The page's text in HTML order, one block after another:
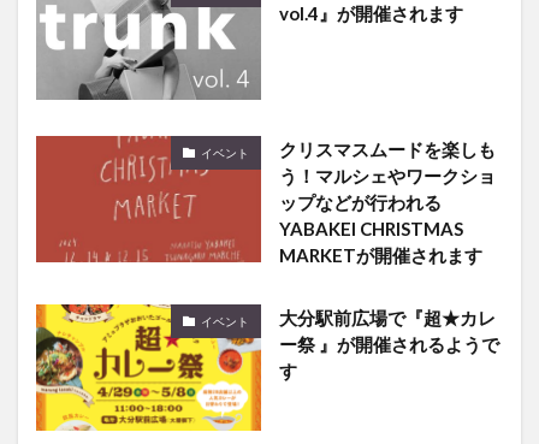
vol.4』が開催されます
イベント
クリスマスムードを楽しも
う！マルシェやワークショ
ップなどが行われる
YABAKEI CHRISTMAS
MARKETが開催されます
イベント
大分駅前広場で『超★カレ
ー祭 』が開催されるようで
す